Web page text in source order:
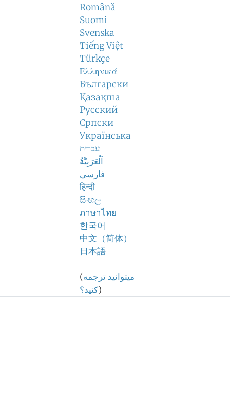
Română
Suomi
Svenska
Tiếng Việt
Türkçe
Ελληνικά
Български
Қазақша
Русский
Српски
Українська
עברית
اَلْعَرَبِيَّةُ
فارسی
हिन्दी
සිංහල
ภาษาไทย
한국어
中文（简体）
日本語
(میتوانید ترجمه
کنید؟)